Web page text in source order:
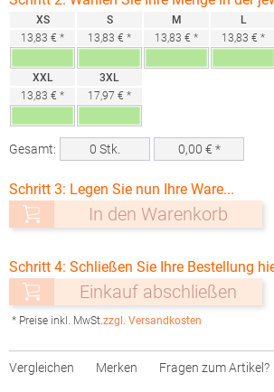
XS
13,83 € *
S
13,83 € *
M
13,83 € *
L
13,83 € *
XXL
13,83 € *
3XL
17,97 € *
Gesamt: 0 Stk. 0,00 € *
Schritt 3: Legen Sie nun Ihre Ware...
In den Warenkorb
Schritt 4: Schließen Sie Ihre Bestellung
Einkauf abschließen
* Preise inkl. MwSt.zzgl. Versandkosten
Vergleichen Merken Fragen zum Artikel?